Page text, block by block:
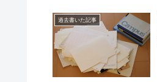
過去書いた記事